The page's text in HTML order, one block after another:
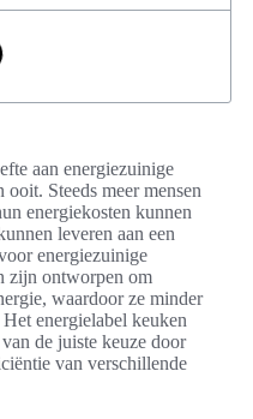
aan energiezuinige
Steeds meer mensen
energiekosten kunnen
leveren aan een
energiezuinige
zijn ontworpen om
waardoor ze minder
energielabel keuken
de juiste keuze door
van verschillende